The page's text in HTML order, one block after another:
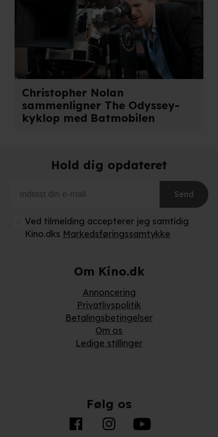
Du kan læse mere om vores brug af cookies og
behandling af dine personoplysninger i både vores
cookiepolitik
Christopher Nolan
sammenligner The Odyssey-
kyklop med Batmobilen
Hold dig opdateret
Send
Ved tilmelding accepterer jeg samtidig
Kino.dks Markedsføringssamtykke
Om Kino.dk
Annoncering
Privatlivspolitik
Betalingsbetingelser
Om os
Ledige stillinger
Følg os